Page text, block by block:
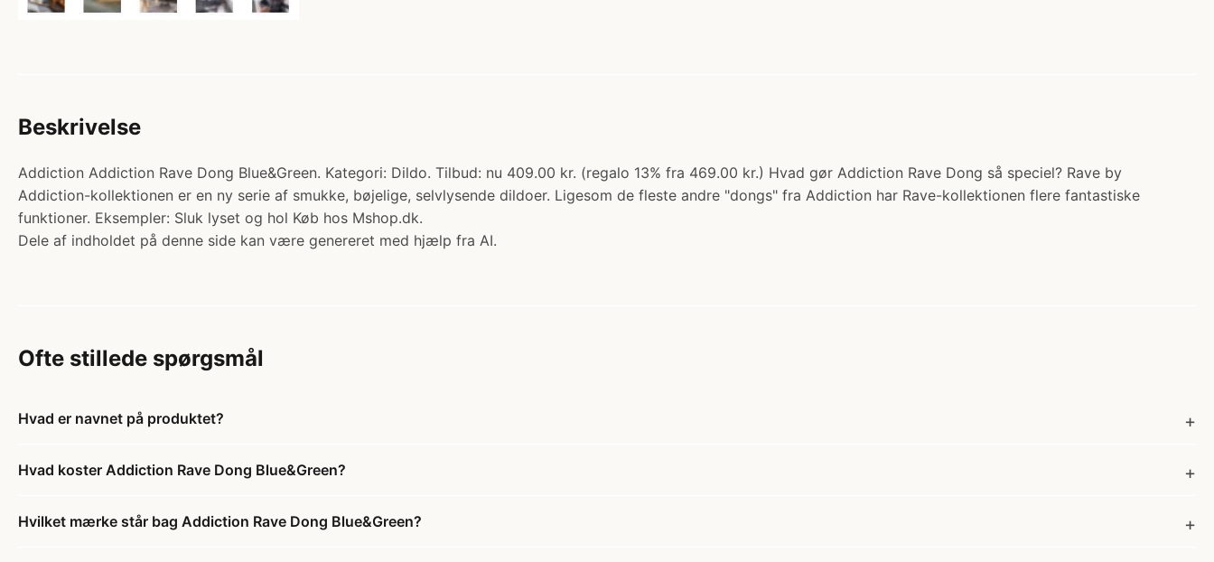
Beskrivelse
Addiction Addiction Rave Dong Blue&Green. Kategori: Dildo. Tilbud: nu 409.00 kr. (regalo 13% fra 469.00 kr.) Hvad gør Addiction Rave Dong så speciel? Rave by
Addiction-kollektionen er en ny serie af smukke, bøjelige, selvlysende dildoer. Ligesom de fleste andre "dongs" fra Addiction har Rave-kollektionen flere fantastiske
funktioner. Eksempler: Sluk lyset og hol Køb hos Mshop.dk.
Dele af indholdet på denne side kan være genereret med hjælp fra AI.
Ofte stillede spørgsmål
Hvad er navnet på produktet?
Hvad koster Addiction Rave Dong Blue&Green?
Hvilket mærke står bag Addiction Rave Dong Blue&Green?